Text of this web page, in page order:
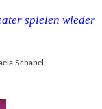
spielen wieder
Schabel